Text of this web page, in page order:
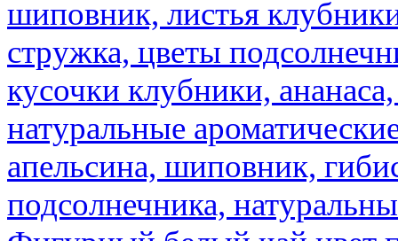
шиповник, листья
стружка, цветы
кусочки клубники,
натуральные
апельсина, шиповник,
подсолнечника,